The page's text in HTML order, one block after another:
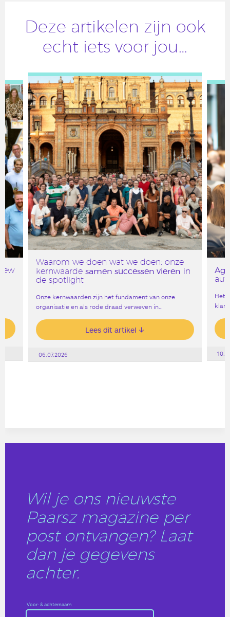
Deze artikelen zijn ook
echt iets voor jou…
Waarom we doen wat we doen: onze
kernwaarde samen successen vieren in
de spotlight
Onze kernwaarden zijn het fundament van onze
organisatie en als rode draad verweven in…
Lees dit artikel
06.07.2026
Het
Wil je ons nieuwste
Paarsz magazine per
post ontvangen? Laat
dan je gegevens
achter.
Voor- & achternaam